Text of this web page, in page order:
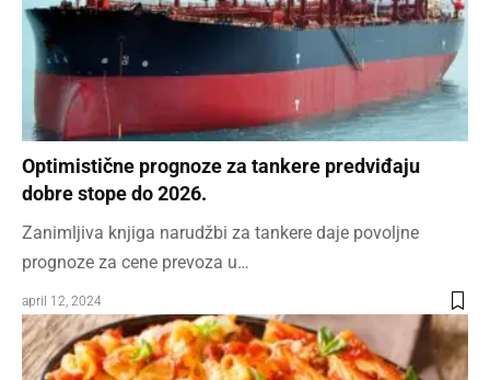
Optimistične prognoze za tankere predviđaju
dobre stope do 2026.
Zanimljiva knjiga narudžbi za tankere daje povoljne
prognoze za cene prevoza u…
april 12, 2024